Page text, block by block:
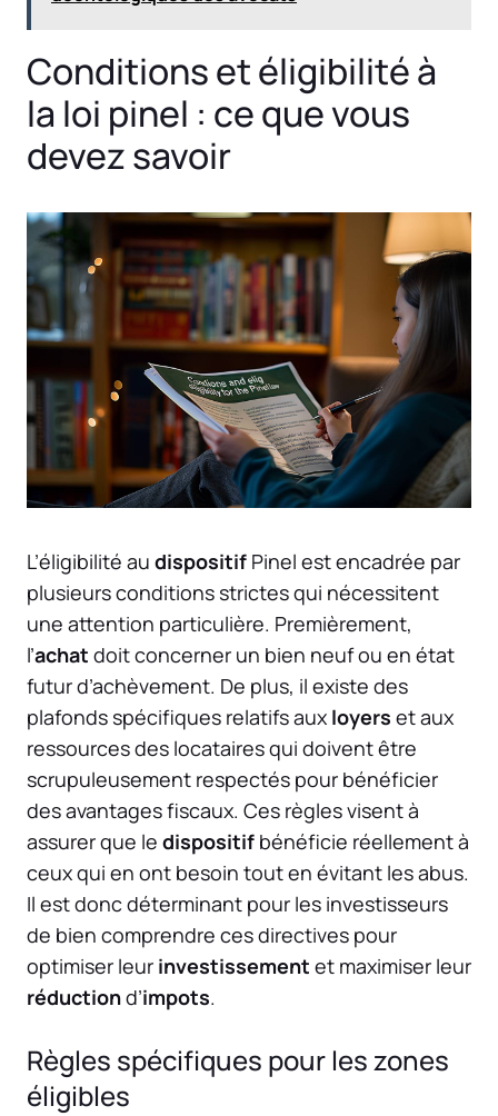
Conditions et éligibilité à
la loi pinel : ce que vous
devez savoir
L’éligibilité au dispositif Pinel est encadrée par
plusieurs conditions strictes qui nécessitent
une attention particulière. Premièrement,
l’achat doit concerner un bien neuf ou en état
futur d’achèvement. De plus, il existe des
plafonds spécifiques relatifs aux loyers et aux
ressources des locataires qui doivent être
scrupuleusement respectés pour bénéficier
des avantages fiscaux. Ces règles visent à
assurer que le dispositif bénéficie réellement à
ceux qui en ont besoin tout en évitant les abus.
Il est donc déterminant pour les investisseurs
de bien comprendre ces directives pour
optimiser leur investissement et maximiser leur
réductiond’impots.
Règles spécifiques pour les zones
éligibles